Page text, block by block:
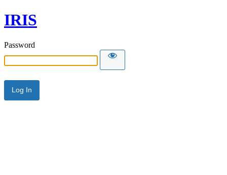
IRIS
Password